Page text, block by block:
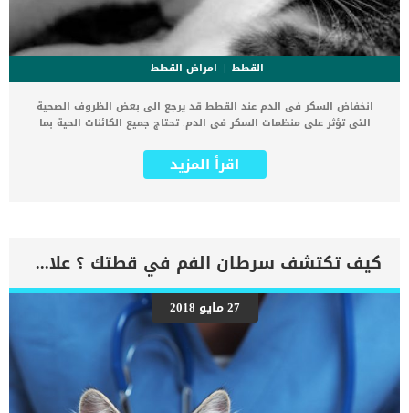
القطط
امراض القطط
انخفاض السكر فى الدم عند القطط قد يرجع الى بعض الظروف الصحية
التى تؤثر على منظمات السكر فى الدم. تحتاج جميع الكائنات الحية بما
لاعضاء وخلايا الجسم. انخفاض السكر فى الدم عند القطط قد يدفع اعضاء
الجسم الى اللجوء للمواد الدهنية الموجودة فى الكبد بشكل احتياطى الا
مميزة لبعض الامراض التى تصيب القطط. عليك ان تعرف ان انخفاض السكر
فى الدم عند القطط يعتبر اصابة خطيرة تحتاج للزيارة الفورية للطبيب
البيطرى لتجنب حدوث مضاعفات. تعرف على أعراض الجلوكوز فى الدم عند
القطط أعراض اصابة انخفاض السكر فى الدم عند قطتك واضحة ويمكن
ملاحظتها بسهولة فى المراحل الاولى وهى كالاتى: حدوث اضطرابات
عصبيةزيادة الشهية فاتح شهية القطط .. 3 طرق لعلاج مشكلة
الشهيةالخمول. اقرأ ايضا: الخمول عند القطط .. هل هو اصابة ام عرض؟
النعاساتساع حدقة العينالعصبيةالتنفس بسرعةالغثيانالرعشةالارتباكحركات
الرأس اللاإرادية الانخفاض الشديد فى نسبة السكر فى الدم يؤدى الى :
النوباتالغيبوبةالموت العوامل المسببة لانخفاض السكر فى دم […]
اقرأ المزيد
كيف تكتشف سرطان الفم في قطتك ؟ علامات الإصابة وأعراضها بالتفصيل
27 مايو 2018